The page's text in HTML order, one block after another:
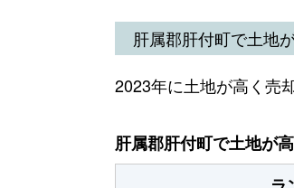
肝属郡肝付町で土地
2023年に土地が高く売
肝属郡肝付町で土地が